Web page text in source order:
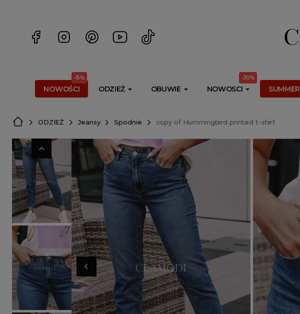
NOWOŚCI
-15%
ODZIEŻ OBUWIE NOWOSCI
-30%
SUMMER
ODZIEŻ Jeansy Spodnie copy of Hummingbird printed t-shirt